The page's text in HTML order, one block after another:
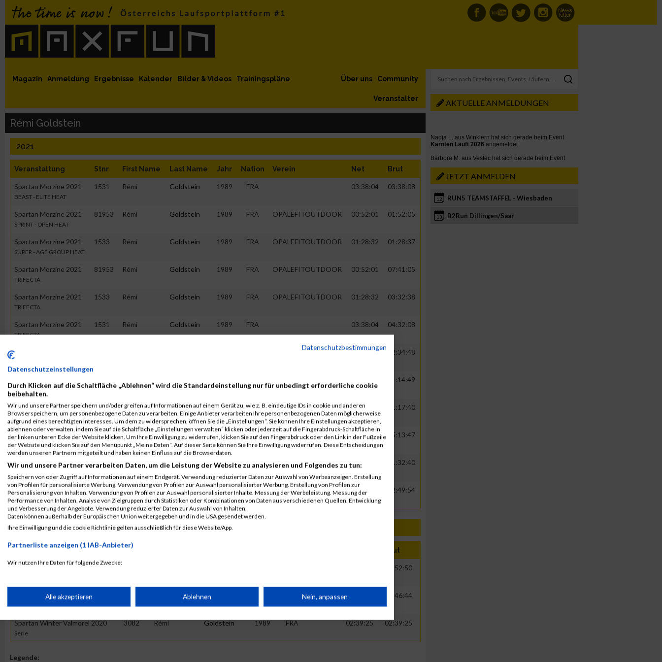
MaxFun Newsletter abonnieren
MaxFun auf Instagram
MaxFun auf Twitter
auf Youtube
auf Facebook
Magazin Anmeldung Ergebnisse Kalender Bilder & Videos Trainingspläne Community
Über uns
Veranstalter
Rémi Goldstein
2021
Veranstaltung Stnr First Name Last Name Jahr Nation Verein Net Brut
Spartan Morzine 2021
BEAST - ELITE HEAT
1531 Rémi Goldstein 1989 FRA 03:38:04 03:38:08
Spartan Morzine 2021
SPRINT - OPEN HEAT
81953 Rémi Goldstein 1989 FRA OPALEFITOUTDOOR 00:52:01 01:52:05
Spartan Morzine 2021
SUPER - AGE GROUP HEAT
1533 Rémi Goldstein 1989 FRA OPALEFITOUTDOOR 01:28:32 01:28:37
Spartan Morzine 2021
TRIFECTA
81953 Rémi Goldstein 1989 FRA OPALEFITOUTDOOR 00:52:01 07:41:05
Spartan Morzine 2021
TRIFECTA
1533 Rémi Goldstein 1989 FRA OPALEFITOUTDOOR 01:28:32 03:32:38
Spartan Morzine 2021
TRIFECTA
1531 Rémi Goldstein 1989 FRA 03:38:04 04:32:08
Spartan ST RAPHAEL 02:34:42 02:34:48
SPRINT - OPEN HEAT
01:14:49
Spartan ST RAPHAEL
SUPER - AGE GROUP HEAT
8955 Rémi Goldstein 1989 FRA 01:17:32 01:17:40
Spartan ST RAPHAEL
TRIFECTA
61365 Rémi Goldstein 1980 FRA 00:48:14 05:13:47
Spartan ST RAPHAEL
TRIFECTA
8955 Rémi Goldstein 1980 FRA 01:17:32 01:32:40
Spartan ST RAPHAEL
TRIFECTA
8954 Rémi Goldstein 1980 FRA 02:34:42 02:49:54
2020
Veranstaltung Stnr Brut
Spartan Winter Valmorel 2020 00:52:50
Spartan Winter Valmorel 2020
SUPER - AGE GROUP HEAT
Goldstein 01:46:37 01:46:44
Spartan Winter Valmorel 2020
Serie
3082 Rémi Goldstein 1989 FRA 02:39:25 02:39:25
Legende:
AKTUELLE ANMELDUNGEN
JETZT ANMELDEN
12 RUN5 TEAMSTAFFEL - Wiesbaden
13 B2Run Dillingen/Saar
Datenschutzbestimmungen
Datenschutzeinstellungen
Durch Klicken auf die Schaltfläche „Ablehnen“ wird die Standardeinstellung nur für unbedingt erforderliche cookie
beibehalten.
Wir und unsere Partner speichern und/oder greifen auf Informationen auf einem Gerät zu, wie z. B. eindeutige IDs in cookie und anderen
Browserspeichern, um personenbezogene Daten zu verarbeiten. Einige Anbieter verarbeiten Ihre personenbezogenen Daten möglicherweise
aufgrund eines berechtigten Interesses. Um dem zu widersprechen, öffnen Sie die „Einstellungen“. Sie können Ihre Einstellungen akzeptieren,
ablehnen oder verwalten, indem Sie auf die Schaltfläche „Einstellungen verwalten“ klicken oder jederzeit auf die Fingerabdruck-Schaltfläche in
der linken unteren Ecke der Website klicken. Um Ihre Einwilligung zu widerrufen, klicken Sie auf den Fingerabdruck oder den Link in der Fußzeile
der Website und klicken Sie auf den Menüpunkt „Meine Daten“. Auf dieser Seite können Sie Ihre Einwilligung widerrufen. Diese Entscheidungen
werden unseren Partnern mitgeteilt und haben keinen Einfluss auf die Browserdaten.
Wir und unsere Partner verarbeiten Daten, um die Leistung der Website zu analysieren und Folgendes zu tun:
Speichern von oder Zugriff auf Informationen auf einem Endgerät. Verwendung reduzierter Daten zur Auswahl von Werbeanzeigen. Erstellung
von Profilen für personalisierte Werbung. Verwendung von Profilen zur Auswahl personalisierter Werbung. Erstellung von Profilen zur
Personalisierung von Inhalten. Verwendung von Profilen zur Auswahl personalisierter Inhalte. Messung der Werbeleistung. Messung der
Performance von Inhalten. Analyse von Zielgruppen durch Statistiken oder Kombinationen von Daten aus verschiedenen Quellen. Entwicklung
und Verbesserung der Angebote. Verwendung reduzierter Daten zur Auswahl von Inhalten.
Daten können außerhalb der Europäischen Union weitergegeben und in die USA gesendet werden.
Ihre Einwilligung und die cookie Richtlinie gelten ausschließlich für diese Website/App.
Partnerliste anzeigen (1 IAB-Anbieter)
Wir nutzen Ihre Daten für folgende Zwecke:
Speichern von oder Zugriff auf Informationen auf einem Endgerät
Verwendung reduzierter Daten zur Auswahl von Werbeanzeigen
Erstellung von Profilen für personalisierte Werbung
Alle akzeptieren Ablehnen Nein, anpassen